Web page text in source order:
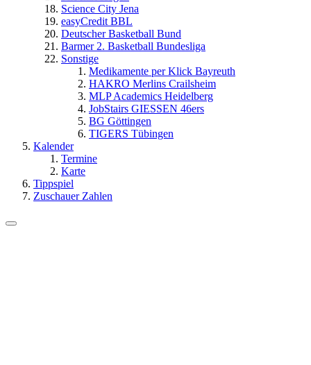
Science City Jena
easyCredit BBL
Deutscher Basketball Bund
Barmer 2. Basketball Bundesliga
Sonstige
Medikamente per Klick Bayreuth
HAKRO Merlins Crailsheim
MLP Academics Heidelberg
JobStairs GIESSEN 46ers
BG Göttingen
TIGERS Tübingen
Kalender
Termine
Karte
Tippspiel
Zuschauer Zahlen